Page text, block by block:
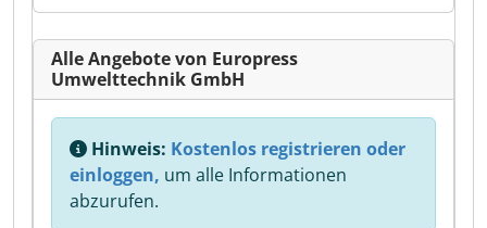
Alle Angebote von Europress
Umwelttechnik GmbH
Hinweis: Kostenlos registrieren oder
einloggen, um alle Informationen
abzurufen.